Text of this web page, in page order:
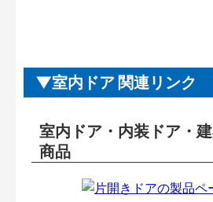
室内ドア 関連リンク
室内ドア・内装ドア・
商品